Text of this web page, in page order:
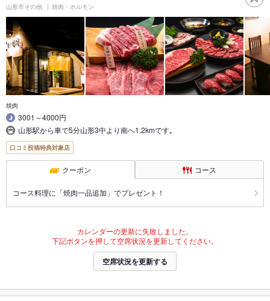
山形市その他 焼肉・ホルモン
焼肉
3001～4000円
山形駅から車で5分山形3中より南へ1.2kmです｡
口コミ投稿特典対象店
クーポン コース
コース料理に「焼肉一品追加」でプレゼント！
カレンダーの更新に失敗しました。
下記ボタンを押して空席状況を更新してください。
空席状況を更新する